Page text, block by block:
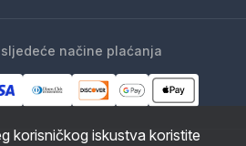
načine plaćanja
korisničkog iskustva koristite